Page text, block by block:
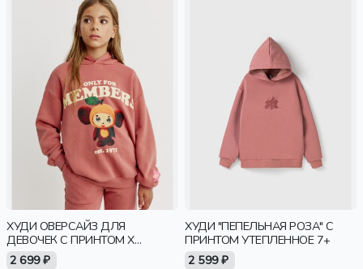
ХУДИ ОВЕРСАЙЗ ДЛЯ
ДЕВОЧЕК С ПРИНТОМ X
ЧЕБУРАШКА
2 699 ₽
ХУДИ "ПЕПЕЛЬНАЯ РОЗА" С
ПРИНТОМ УТЕПЛЕННОЕ 7+
2 599 ₽